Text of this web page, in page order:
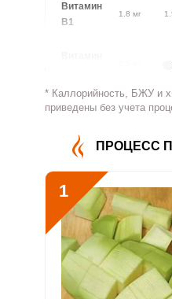
Витамин
В1
1.8 мг
Витамин
165 мг
Витамин
В5
Витамин
В6
6.6 мг
Витамин
В9
313.8 мкг
* Каллорийность, БЖУ и
приведены без учета
ПРОЦЕСС
1
Сообщить об ошибке